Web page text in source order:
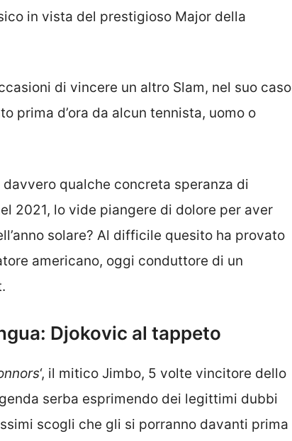
in vista del prestigioso Major della
di vincere un altro Slam, nel suo caso
prima d’ora da alcun tennista, uomo o
davvero qualche concreta speranza di
2021, lo vide piangere di dolore per aver
solare? Al difficile quesito ha provato
americano, oggi conduttore di un
Djokovic al tappeto
‘, il mitico Jimbo, 5 volte vincitore dello
serba esprimendo dei legittimi dubbi
scogli che gli si porranno davanti prima